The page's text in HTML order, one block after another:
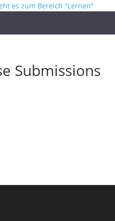
es zum Bereich "Lernen"
Submissions